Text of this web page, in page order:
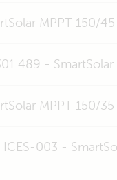
MPPT 150/45
489 - SmartSolar
MPPT 150/35
003 -